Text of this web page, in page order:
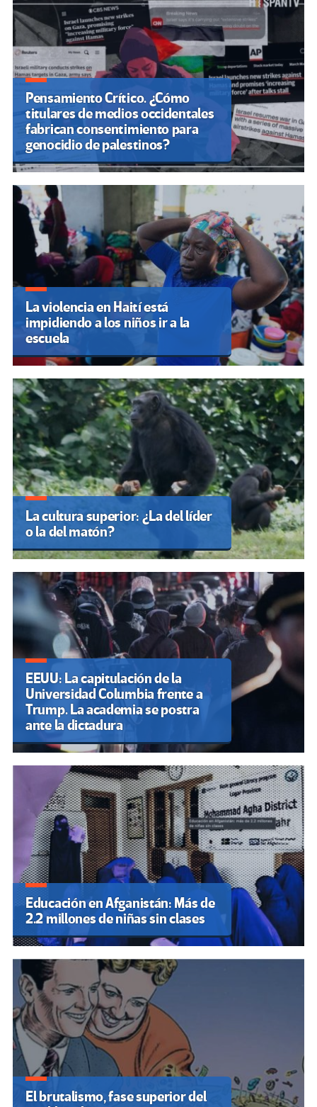
Pensamiento Crítico. ¿Cómo
titulares de medios occidentales
fabrican consentimiento para
genocidio de palestinos?
La violencia en Haití está
impidiendo a los niños ir a la
escuela
La cultura superior: ¿La del líder
o la del matón?
EEUU: La capitulación de la
Universidad Columbia frente a
Trump. La academia se postra
ante la dictadura
Educación en Afganistán: Más de
2.2 millones de niñas sin clases
El brutalismo, fase superior del